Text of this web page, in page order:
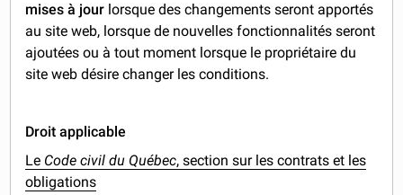
mises à jour lorsque des changements seront apportés
au site web, lorsque de nouvelles fonctionnalités seront
ajoutées ou à tout moment lorsque le propriétaire du
site web désire changer les conditions.
Droit applicable
Le Code civil du Québec, section sur les contrats et les
obligations